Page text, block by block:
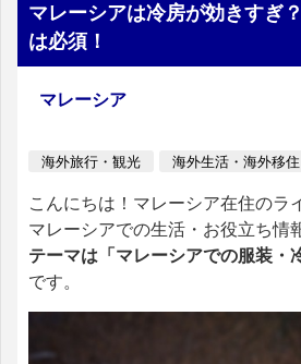
マレーシアは冷房が効きすぎ
は必須！
マレーシア
海外旅行・観光 海外生活・海外移住
こんにちは！マレーシア在住のラ
マレーシアでの生活・お役立ち情
テーマは「マレーシアでの服装・
です。